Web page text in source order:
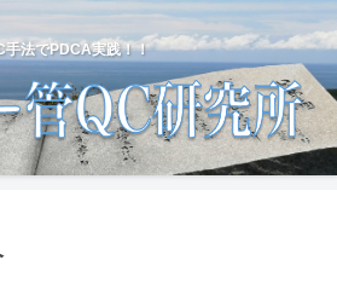
手法でPDCA実践！！